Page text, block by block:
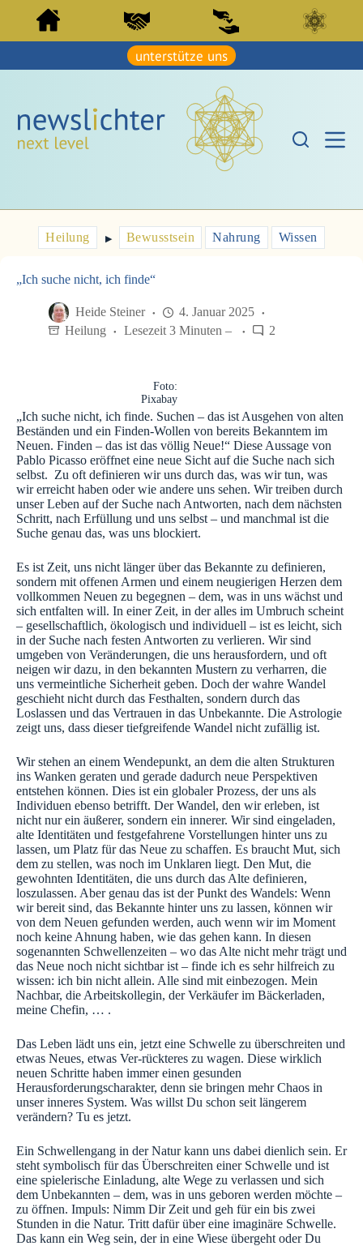
m
n
l
t
s
g
unterstütze uns
Heilung ▶︎ Bewusstsein Nahrung Wissen
„Ich suche nicht, ich finde“
Heide Steiner
4. Januar 2025
Heilung
Lesezeit 3 Minuten – 2
Foto:
Pixabay
„Ich suche nicht, ich finde. Suchen – das ist Ausgehen von alten
Beständen und ein Finden-Wollen von bereits Bekanntem im
Neuen. Finden – das ist das völlig Neue!“ Diese Aussage von
Pablo Picasso eröffnet eine neue Sicht auf die Suche nach sich
selbst. Zu oft definieren wir uns durch das, was wir tun, was
wir erreicht haben oder wie andere uns sehen. Wir treiben durch
unser Leben auf der Suche nach Antworten, nach dem nächsten
Schritt, nach Erfüllung und uns selbst – und manchmal ist die
Suche genau das, was uns blockiert.
Es ist Zeit, uns nicht länger über das Bekannte zu definieren,
sondern mit offenen Armen und einem neugierigen Herzen dem
vollkommen Neuen zu begegnen – dem, was in uns wächst und
sich entfalten will. In einer Zeit, in der alles im Umbruch scheint
– gesellschaftlich, ökologisch und individuell – ist es leicht, sich
in der Suche nach festen Antworten zu verlieren. Wir sind
umgeben von Veränderungen, die uns herausfordern, und oft
neigen wir dazu, in den bekannten Mustern zu verharren, die
uns vermeintliche Sicherheit geben. Doch der wahre Wandel
geschieht nicht durch das Festhalten, sondern durch das
Loslassen und das Vertrauen in das Unbekannte. Die Astrologie
zeigt uns, dass dieser tiefgreifende Wandel nicht zufällig ist.
Wir stehen an einem Wendepunkt, an dem die alten Strukturen
ins Wanken geraten und gerade dadurch neue Perspektiven
entstehen können. Dies ist ein globaler Prozess, der uns als
Individuen ebenso betrifft. Der Wandel, den wir erleben, ist
nicht nur ein äußerer, sondern ein innerer. Wir sind eingeladen,
alte Identitäten und festgefahrene Vorstellungen hinter uns zu
lassen, um Platz für das Neue zu schaffen. Es braucht Mut, sich
dem zu stellen, was noch im Unklaren liegt. Den Mut, die
gewohnten Identitäten, die uns durch das Alte definieren,
loszulassen. Aber genau das ist der Punkt des Wandels: Wenn
wir bereit sind, das Bekannte hinter uns zu lassen, können wir
von dem Neuen gefunden werden, auch wenn wir im Moment
noch keine Ahnung haben, wie das gehen kann. In diesen
sogenannten Schwellenzeiten – wo das Alte nicht mehr trägt und
das Neue noch nicht sichtbar ist – finde ich es sehr hilfreich zu
wissen: ich bin nicht allein. Alle sind mit einbezogen. Mein
Nachbar, die Arbeitskollegin, der Verkäufer im Bäckerladen,
meine Chefin, … .
Das Leben lädt uns ein, jetzt eine Schwelle zu überschreiten und
etwas Neues, etwas Ver-rückteres zu wagen. Diese wirklich
neuen Schritte haben immer einen gesunden
Herausforderungscharakter, denn sie bringen mehr Chaos in
unser inneres System. Was willst Du schon seit längerem
verändern? Tu es jetzt.
Ein Schwellengang in der Natur kann uns dabei dienlich sein. Er
steht symbolisch für das Überschreiten einer Schwelle und ist
eine spielerische Einladung, alte Wege zu verlassen und sich
dem Unbekannten – dem, was in uns geboren werden möchte –
zu öffnen. Impuls: Nimm Dir Zeit und geh für ein bis zwei
Stunden in die Natur. Tritt dafür über eine imaginäre Schwelle.
Das kann ein Weg sein, der in eine Wiese übergeht oder Du